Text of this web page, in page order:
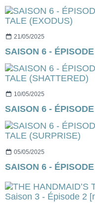
21/05/2025
10/05/2025
05/05/2025